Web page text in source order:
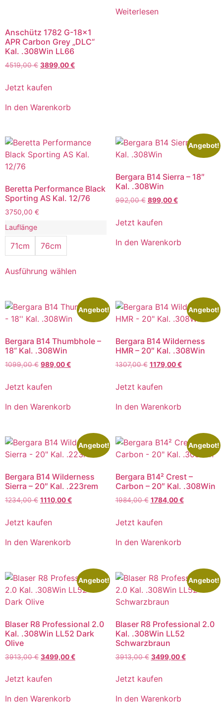
Anschütz 1782 G-18×1
APR Carbon Grey „DLC“
Kal. .308Win LL66
4519,00€ 3899,00€
Jetzt kaufen
In den Warenkorb
Weiterlesen
Beretta Performance Black
Sporting AS Kal. 12/76
3750,00 €
Lauflänge
71cm 76cm
Ausführung wählen
Angebot!
Bergara B14 Sierra – 18″
Kal. .308Win
992,00€ 899,00€
Jetzt kaufen
In den Warenkorb
Angebot!
Bergara B14 Thumbhole –
18“ Kal. .308Win
1099,00€ 989,00€
Jetzt kaufen
In den Warenkorb
Angebot!
Bergara B14 Wilderness
HMR – 20″ Kal. .308Win
1307,00€ 1179,00€
Jetzt kaufen
In den Warenkorb
Angebot!
Bergara B14 Wilderness
Sierra – 20″ Kal. .223rem
1234,00€ 1110,00€
Jetzt kaufen
In den Warenkorb
Angebot!
Bergara B14² Crest –
Carbon – 20″ Kal. .308Win
1984,00€ 1784,00€
Jetzt kaufen
In den Warenkorb
Angebot!
Blaser R8 Professional 2.0
Kal. .308Win LL52 Dark
Olive
3913,00€ 3499,00€
Jetzt kaufen
In den Warenkorb
Angebot!
Blaser R8 Professional 2.0
Kal. .308Win LL52
Schwarzbraun
3913,00€ 3499,00€
Jetzt kaufen
In den Warenkorb